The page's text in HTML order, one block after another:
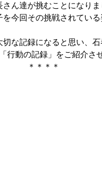
ん達が挑むことになりま
今回その挑戦されてい
な記録になると思い、
行動の記録」をご紹介さ
＊＊＊＊